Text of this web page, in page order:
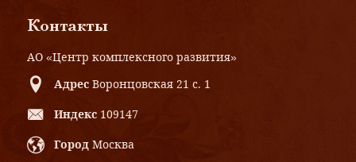
Контакты
АО «Центр комплексного развития»
Адрес Воронцовская 21 с. 1
Индекс 109147
Город Москва